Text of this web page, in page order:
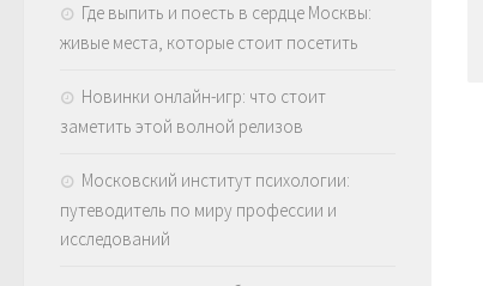
Где выпить и поесть в сердце Москвы:
живые места, которые стоит посетить
Новинки онлайн-игр: что стоит
заметить этой волной релизов
Московский институт психологии:
путеводитель по миру профессии и
исследований